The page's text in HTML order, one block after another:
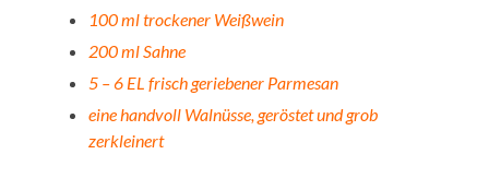
100 ml trockener Weißwein
200 ml Sahne
5 – 6 EL frisch geriebener Parmesan
eine handvoll Walnüsse, geröstet und grob
zerkleinert